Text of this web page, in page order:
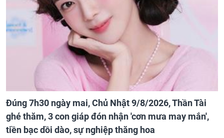
Đúng 7h30 ngày mai, Chủ Nhật 9/8/2026, Thần Tài
ghé thăm, 3 con giáp đón nhận 'cơn mưa may mắn',
tiền bạc dồi dào, sự nghiệp thăng hoa